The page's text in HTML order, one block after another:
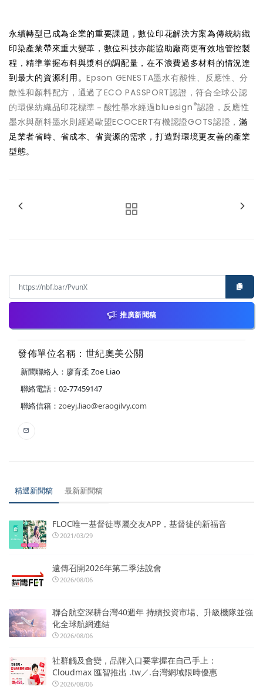
永續轉型已成為企業的重要課題，數位印花解決方案為傳統紡織
印染產業帶來重大變革，數位科技亦能協助廠商更有效地管控製
程，精準掌握布料與漿料的調配量，在不浪費過多材料的情況達
到最大的資源利用。Epson GENESTA墨水有酸性、反應性、分
散性和顏料配方，通過了ECO PASSPORT認證，符合全球公認
的環保紡織品印花標準－酸性墨水經過bluesign ®認證，反應性
墨水與顏料墨水則經過歐盟ECOCERT有機認證GOTS認證， 滿
足業者省時、省成本、省資源的需求，打造對環境更友善的產業
型態。
推廣新聞稿
發佈單位名稱：世紀奧美公關
新聞聯絡人：廖育柔 Zoe Liao
聯絡電話：02-77459147
聯絡信箱： zoeyj.liao@eraogilvy.com
精選新聞稿 最新新聞稿
FLOC唯一基督徒專屬交友APP，基督徒的新福音
2021/03/29
遠傳召開2026年第二季法說會
2026/08/06
聯合航空深耕台灣40週年 持續投資市場、升級機隊並強
化全球航網連結
2026/08/06
社群觸及會變，品牌入口要掌握在自己手上：
Cloudmax 匯智推出 .tw／.台灣網域限時優惠
2026/08/06